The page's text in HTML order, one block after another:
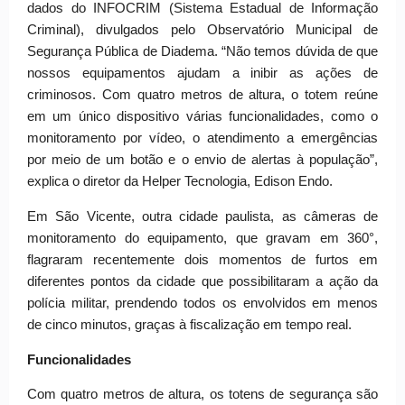
dados do INFOCRIM (Sistema Estadual de Informação
Criminal), divulgados pelo Observatório Municipal de
Segurança Pública de Diadema. “Não temos dúvida de que
nossos equipamentos ajudam a inibir as ações de
criminosos. Com quatro metros de altura, o totem reúne
em um único dispositivo várias funcionalidades, como o
monitoramento por vídeo, o atendimento a emergências
por meio de um botão e o envio de alertas à população”,
explica o diretor da Helper Tecnologia, Edison Endo.
Em São Vicente, outra cidade paulista, as câmeras de
monitoramento do equipamento, que gravam em 360°,
flagraram recentemente dois momentos de furtos em
diferentes pontos da cidade que possibilitaram a ação da
polícia militar, prendendo todos os envolvidos em menos
de cinco minutos, graças à fiscalização em tempo real.
Funcionalidades
Com quatro metros de altura, os totens de segurança são